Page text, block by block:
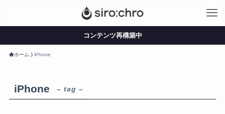
コンテンツ再構築中
ホーム iPhone
iPhone – tag –